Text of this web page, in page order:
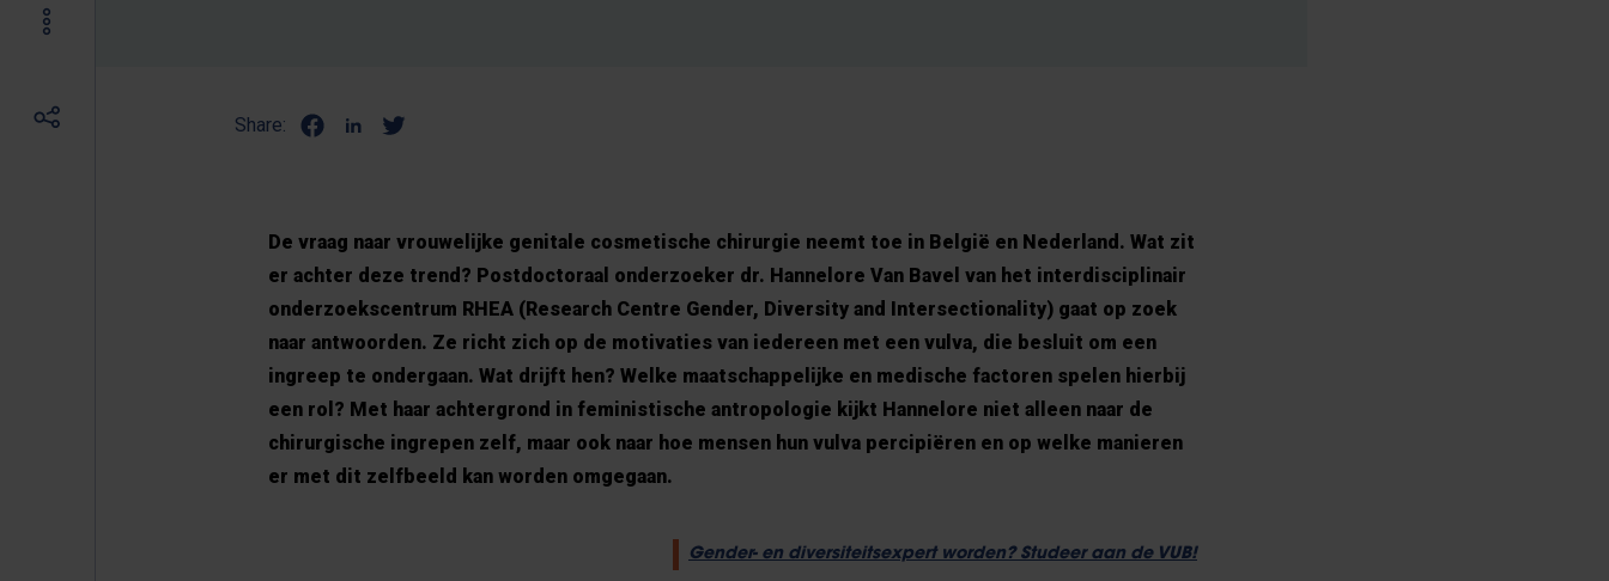
Share:
De vraag naar vrouwelijke genitale cosmetische chirurgie neemt toe in België en Nederland. Wat zit
er achter deze trend? Postdoctoraal onderzoeker dr. Hannelore Van Bavel van het interdisciplinair
onderzoekscentrum RHEA (Research Centre Gender, Diversity and Intersectionality) gaat op zoek
naar antwoorden. Ze richt zich op de motivaties van iedereen met een vulva, die besluit om een
ingreep te ondergaan. Wat drijft hen? Welke maatschappelijke en medische factoren spelen hierbij
een rol? Met haar achtergrond in feministische antropologie kijkt Hannelore niet alleen naar de
chirurgische ingrepen zelf, maar ook naar hoe mensen hun vulva percipiëren en op welke manieren
er met dit zelfbeeld kan worden omgegaan.
Gender- en diversiteitsexpert worden? Studeer aan de VUB!